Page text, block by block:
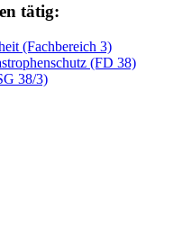
tätig:
(Fachbereich 3)
(FD 38)
38/3)